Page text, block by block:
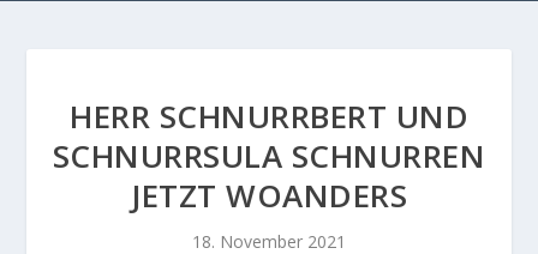
HERR SCHNURRBERT UND
SCHNURRSULA SCHNURREN
JETZT WOANDERS
18. November 2021